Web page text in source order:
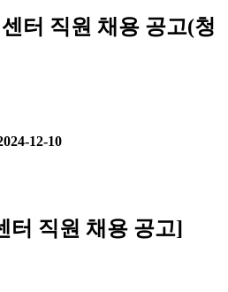
터 직원 채용 공고(청
12-10
터 직원 채용 공고]